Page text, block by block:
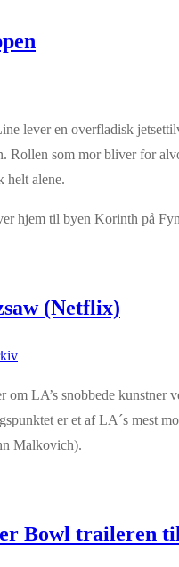
lever en overfladisk
Rollen som mor bliver for
helt alene.
hjem til byen Korinth på
(Netflix)
LA’s snobbede kunstner
er et af LA´s mest
Malkovich).
Bowl traileren